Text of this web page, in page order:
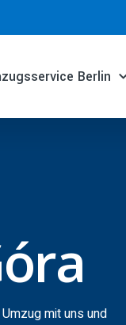
Berlin
mit uns und